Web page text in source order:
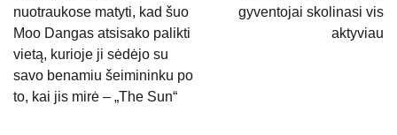
įrašų
nuotraukose matyti, kad šuo
Moo Dangas atsisako palikti
vietą, kurioje ji sėdėjo su
savo benamiu šeimininku po
to, kai jis mirė – „The Sun“
gyventojai skolinasi vis
aktyviau